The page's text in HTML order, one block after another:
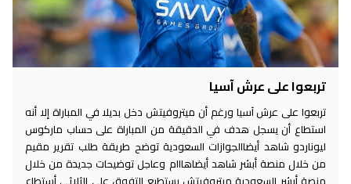
تربعوا على عرش آسيا
تربعوا على عرش آسيا ورغم أن ميتروفيتش دخل بديلا في المباراة إلا أنه
استطاع أن يسجل هدف في الدقيقة من المباراة على حساب ماركوس
ليوناردو شاهد أيضاالجوازات السعودية توضح طريقة طلب تقرير مقيم
من خلال منصة أبشر شاهد أيضاهااام وعاجل توضيحات جديدة من خلال